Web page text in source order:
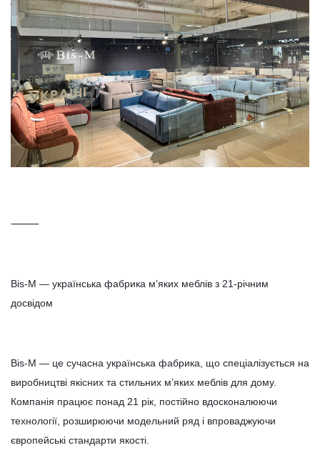
⸻
Bis-M — українська фабрика м’яких меблів з 21-річним
досвідом
Bis-M — це сучасна українська фабрика, що спеціалізується на
виробництві якісних та стильних м’яких меблів для дому.
Компанія працює понад 21 рік, постійно вдосконалюючи
технології, розширюючи модельний ряд і впроваджуючи
європейські стандарти якості.